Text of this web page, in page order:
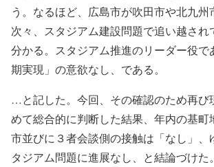
う。なるほど、広島市が吹田市や北九州
次々、スタジアム建設問題で追い越され
分かる。スタジアム推進のリーダー役で
期実現」の意欲なし、である。
…と記した。今回、その確認のため再び
めて総合的に判断した結果、年内の基町
市並びに３者会談側の接触は「なし」、
タジアム問題に進展なし、と結論づけた。